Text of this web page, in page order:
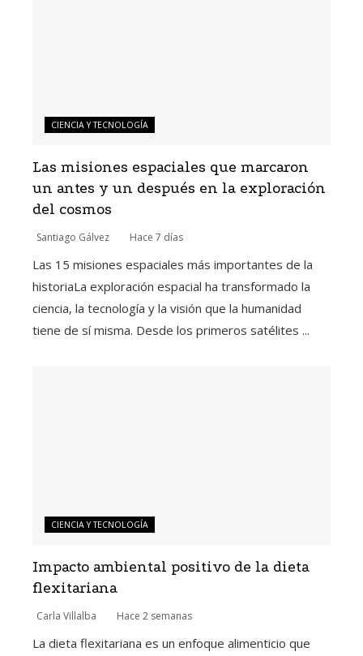
CIENCIA Y TECNOLOGÍA
Las misiones espaciales que marcaron
un antes y un después en la exploración
del cosmos
Santiago Gálvez Hace 7 días
Las 15 misiones espaciales más importantes de la
historiaLa exploración espacial ha transformado la
ciencia, la tecnología y la visión que la humanidad
tiene de sí misma. Desde los primeros satélites ...
CIENCIA Y TECNOLOGÍA
Impacto ambiental positivo de la dieta
flexitariana
Carla Villalba Hace 2 semanas
La dieta flexitariana es un enfoque alimenticio que